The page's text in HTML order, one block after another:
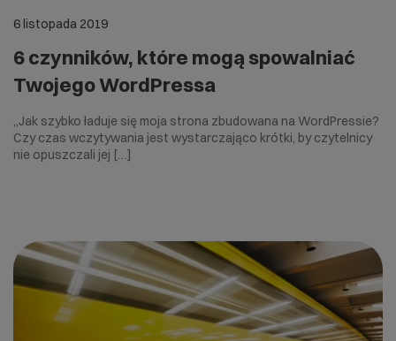
6 listopada 2019
6 czynników, które mogą spowalniać
Twojego WordPressa
„Jak szybko ładuje się moja strona zbudowana na WordPressie?
Czy czas wczytywania jest wystarczająco krótki, by czytelnicy
nie opuszczali jej […]